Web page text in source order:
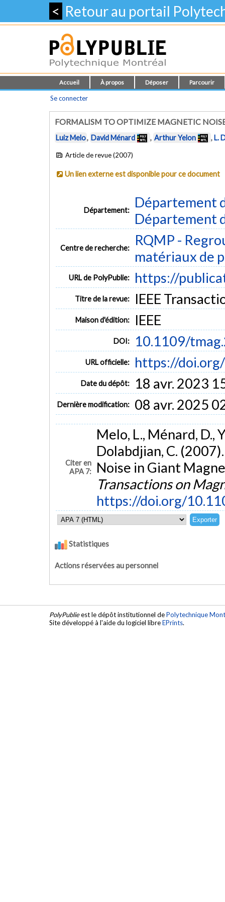
< Retour au portail
Accueil À propos Déposer Parcourir
Se connecter
FORMALISM TO OPTIMIZE MAGNETIC
Luiz Melo, David Ménard , Arthur Yelon ,L.
Article de revue (2007)
Un lien externe est disponible pour ce document
Département:
Département
Département
Centre de recherche:
RQMP -
matériaux de
URL de PolyPublie: https://
Titre de la revue: IEEE
Maison d'édition: IEEE
DOI: 10.1109/
URL officielle: https://
Date du dépôt: 18 avr. 2023
Dernière modification: 08 avr. 2025
Citer en
APA 7:
Melo, L., Ménard, D.,
Dolabdjian, C.
Noise in Giant
Transactions on
https://doi.org/
Statistiques
Actions réservées au personnel
PolyPublieest le dépôt institutionnel dePolytechnique
Site développé à l'aide du logiciel libreEPrints.